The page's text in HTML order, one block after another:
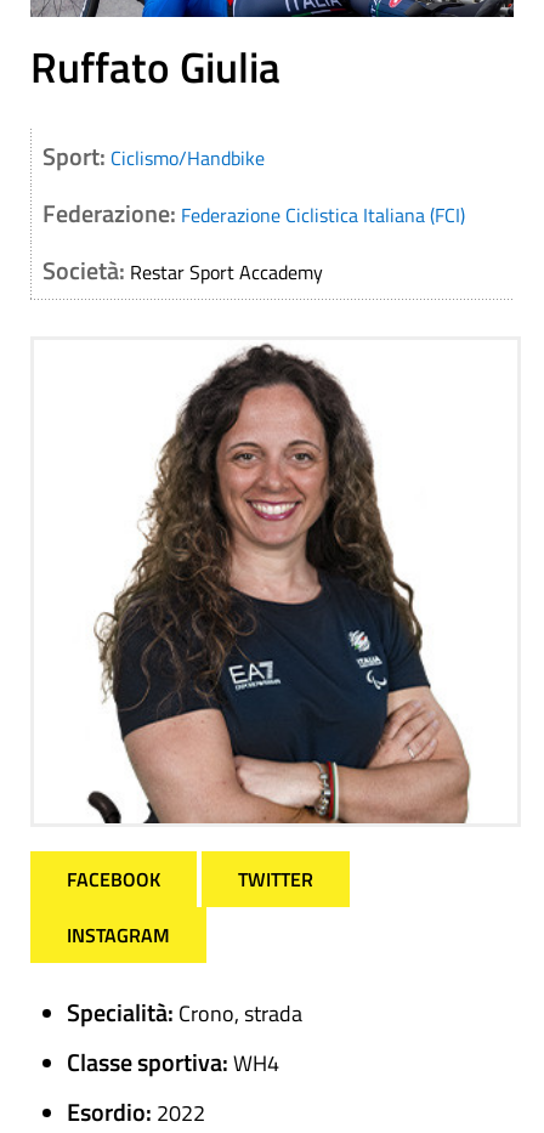
Ruffato Giulia
Sport: Ciclismo/Handbike
Federazione: Federazione Ciclistica Italiana (FCI)
Società: Restar Sport Accademy
FACEBOOK
TWITTER
INSTAGRAM
Specialità: Crono, strada
Classe sportiva:WH4
Esordio: 2022